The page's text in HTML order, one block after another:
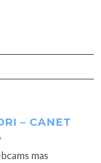
modo de navegación
– CANET
mas